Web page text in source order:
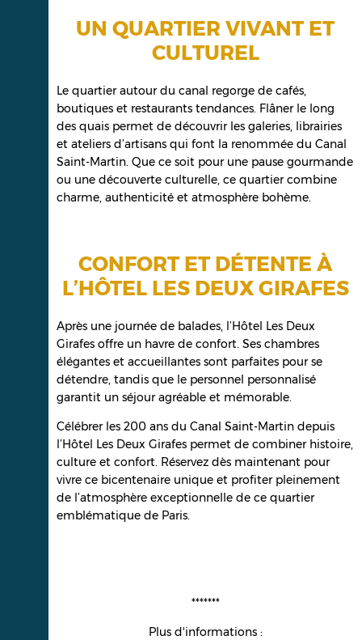
UN QUARTIER VIVANT ET
CULTUREL
Le quartier autour du canal regorge de cafés,
boutiques et restaurants tendances. Flâner le long
des quais permet de découvrir les galeries, librairies
et ateliers d’artisans qui font la renommée du Canal
Saint-Martin. Que ce soit pour une pause gourmande
ou une découverte culturelle, ce quartier combine
charme, authenticité et atmosphère bohème.
CONFORT ET DÉTENTE À
L’HÔTEL LES DEUX GIRAFES
Après une journée de balades, l’Hôtel Les Deux
Girafes offre un havre de confort. Ses chambres
élégantes et accueillantes sont parfaites pour se
détendre, tandis que le personnel personnalisé
garantit un séjour agréable et mémorable.
Célébrer les 200 ans du Canal Saint-Martin depuis
l’Hôtel Les Deux Girafes permet de combiner histoire,
culture et confort. Réservez dès maintenant pour
vivre ce bicentenaire unique et profiter pleinement
de l’atmosphère exceptionnelle de ce quartier
emblématique de Paris.
*******
Plus d'informations :